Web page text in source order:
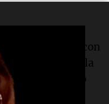
se presentarán con
18 de mayo, la
15°, con cielo
se prevé una